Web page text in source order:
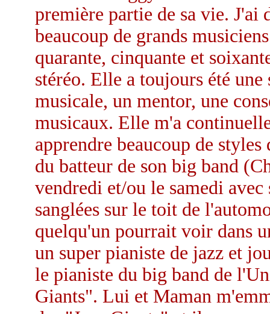
première partie de sa vie. J'ai
beaucoup de grands
quarante, cinquante et
stéréo. Elle a toujours été
musicale, un mentor, une
musicaux. Elle m'a
apprendre beaucoup de
du batteur de son big band
vendredi et/ou le samedi avec
sanglées sur le toit de
quelqu'un pourrait voir dans
un super pianiste de jazz et
le pianiste du big band de
Giants". Lui et Maman